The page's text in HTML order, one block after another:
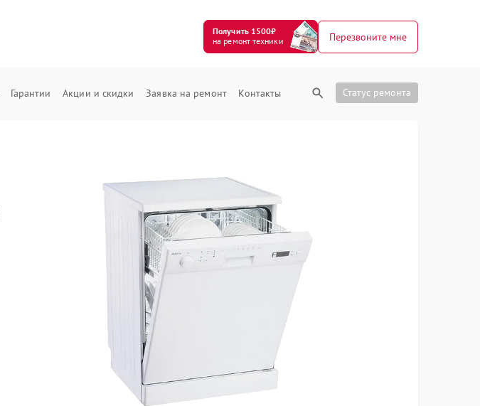
Получить 1500₽
на ремонт техники
Перезвоните мне
Гарантии Акции и скидки Заявка на ремонт Контакты Статус ремонта